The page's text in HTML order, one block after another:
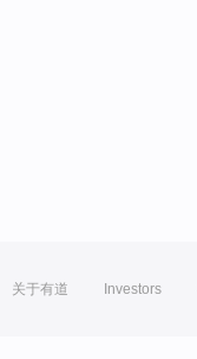
关于有道 Investors